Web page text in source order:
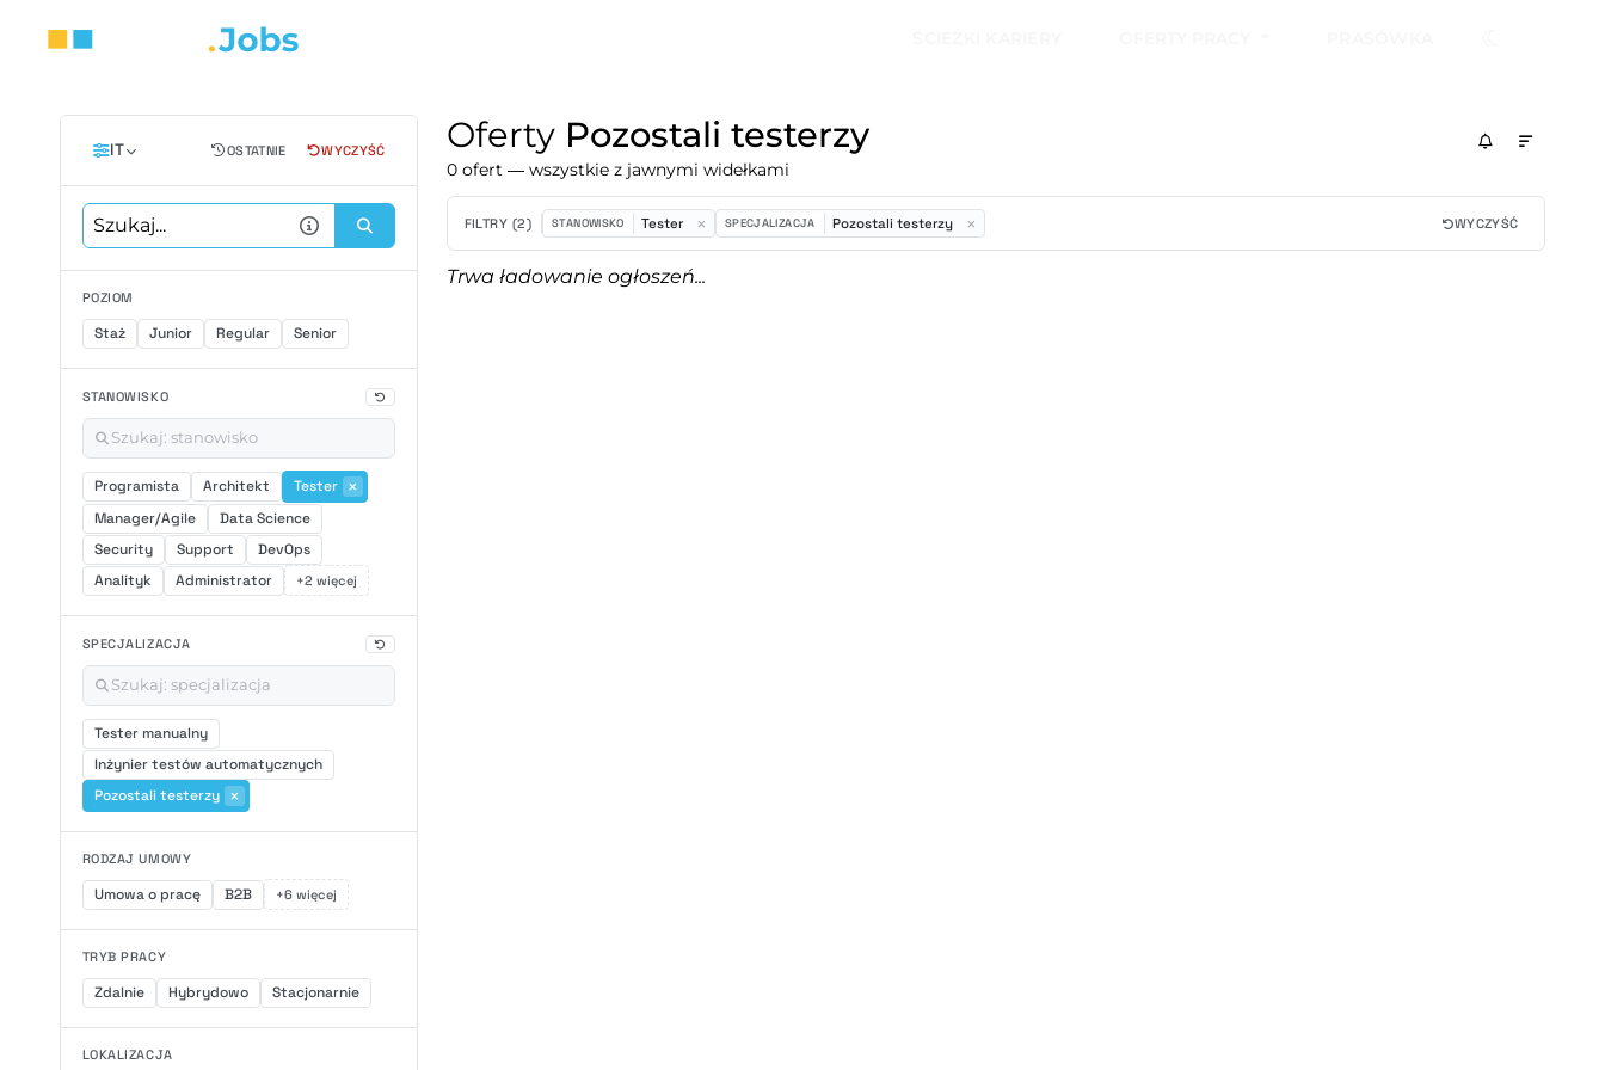
IT OSTATNIE WYCZYŚĆ
POZIOM
Staż Junior Regular Senior
STANOWISKO
Programista Architekt
Tester
Manager/Agile
Data Science
Security
Support
DevOps
Analityk
Administrator +2 więcej
SPECJALIZACJA
Tester manualny
Inżynier testów automatycznych
Pozostali testerzy
RODZAJ UMOWY
Umowa o pracę B2B +6 więcej
TRYB PRACY
Zdalnie Hybrydowo Stacjonarnie
LOKALIZACJA
Oferty Pozostali testerzy
0 ofert — wszystkie z jawnymi widełkami
FILTRY (2) STANOWISKO Tester SPECJALIZACJA Pozostali testerzy WYCZYŚĆ
Trwa ładowanie ogłoszeń...